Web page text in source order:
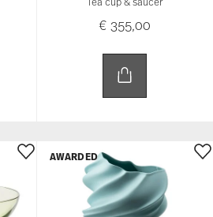
€ 355,00
AWARDED